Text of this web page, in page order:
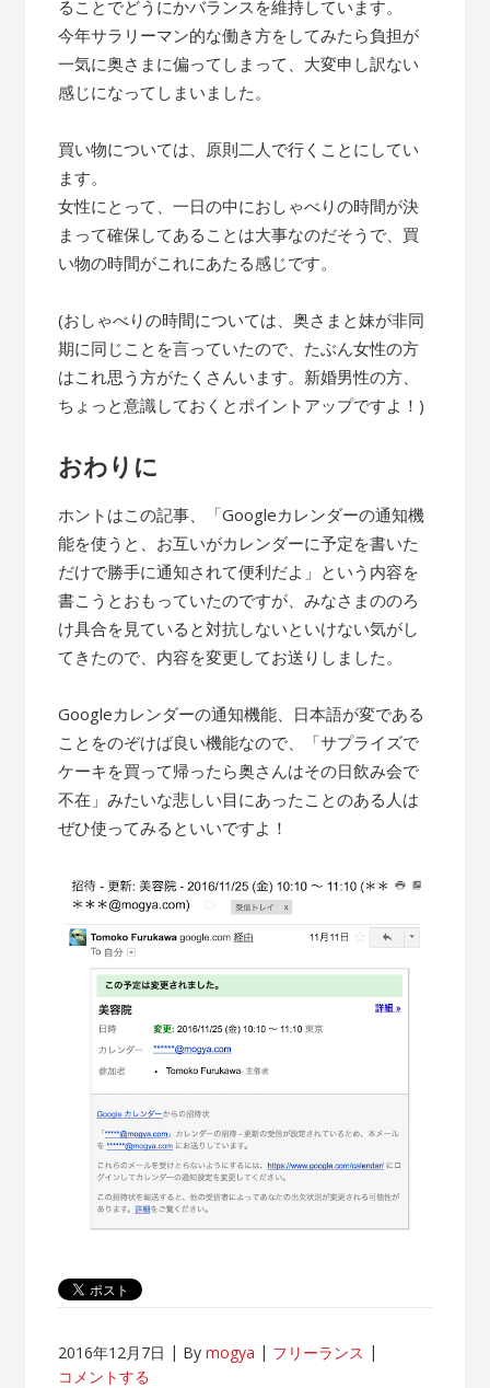
ることでどうにかバランスを維持しています。
今年サラリーマン的な働き方をしてみたら負担が
一気に奥さまに偏ってしまって、大変申し訳ない
感じになってしまいました。
買い物については、原則二人で行くことにしてい
ます。
女性にとって、一日の中におしゃべりの時間が決
まって確保してあることは大事なのだそうで、買
い物の時間がこれにあたる感じです。
(おしゃべりの時間については、奥さまと妹が非同
期に同じことを言っていたので、たぶん女性の方
はこれ思う方がたくさんいます。新婚男性の方、
ちょっと意識しておくとポイントアップですよ！)
おわりに
ホントはこの記事、「Googleカレンダーの通知機
能を使うと、お互いがカレンダーに予定を書いた
だけで勝手に通知されて便利だよ」という内容を
書こうとおもっていたのですが、みなさまののろ
け具合を見ていると対抗しないといけない気がし
てきたので、内容を変更してお送りしました。
Googleカレンダーの通知機能、日本語が変である
ことをのぞけば良い機能なので、「サプライズで
ケーキを買って帰ったら奥さんはその日飲み会で
不在」みたいな悲しい目にあったことのある人は
ぜひ使ってみるといいですよ！
2016年12月7日 Bymogya
フリーランス
コメントする